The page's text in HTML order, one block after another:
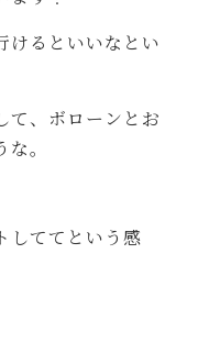
けるといいなとい
て、ボローンとお
。
しててという感